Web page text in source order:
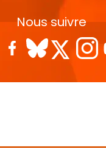
Nous suivre